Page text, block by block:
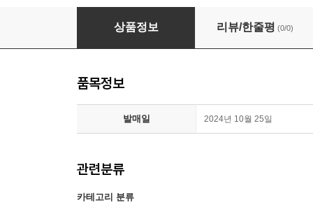
Roberto Alagna 로베르토 알라냐 워너 레이블
상품정보 리뷰/한줄평 (0/0)
품목정보
발매일 2024년 10월 25일
관련분류
카테고리 분류